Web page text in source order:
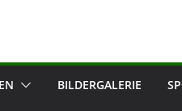
BILDERGALERIE